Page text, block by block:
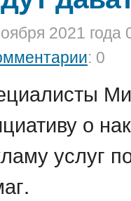
2021 года
: 0
о
услуг